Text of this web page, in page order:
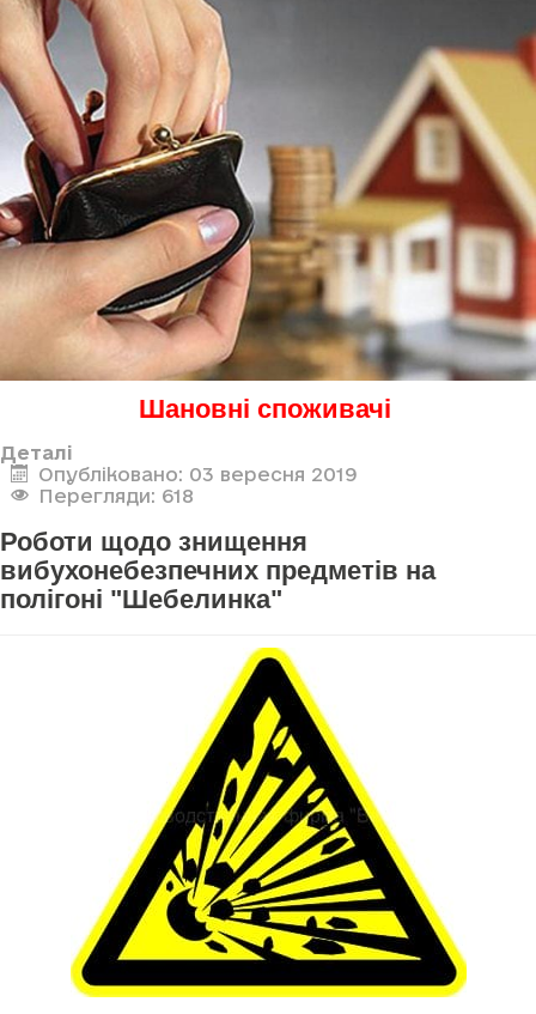
Шановні споживачі
Деталі
Опубліковано: 03 вересня 2019
Перегляди: 618
Роботи щодо знищення
вибухонебезпечних предметів на
полігоні "Шебелинка"